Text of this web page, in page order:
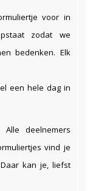
voor in
zodat we
bedenken. Elk
een hele dag in
Alle deelnemers
vind je
kan je, liefst